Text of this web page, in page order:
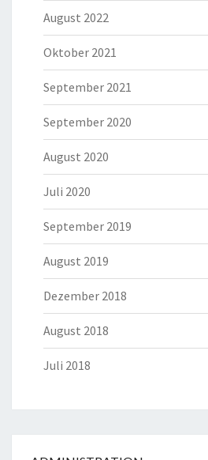
August 2022
Oktober 2021
September 2021
September 2020
August 2020
Juli 2020
September 2019
August 2019
Dezember 2018
August 2018
Juli 2018